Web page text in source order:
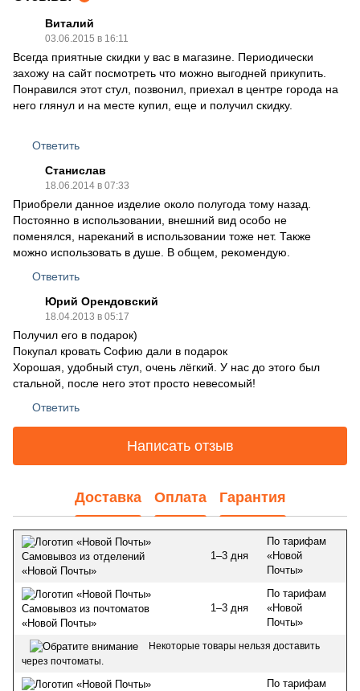
Виталий
03.06.2015 в 16:11
Всегда приятные скидки у вас в магазине. Периодически
захожу на сайт посмотреть что можно выгодней прикупить.
Понравился этот стул, позвонил, приехал в центре города на
него глянул и на месте купил, еще и получил скидку.
Ответить
Станислав
18.06.2014 в 07:33
Приобрели данное изделие около полугода тому назад.
Постоянно в использовании, внешний вид особо не
поменялся, нареканий в использовании тоже нет. Также
можно использовать в душе. В общем, рекомендую.
Ответить
Юрий Орендовский
18.04.2013 в 05:17
Получил его в подарок)
Покупал кровать Софию дали в подарок
Хорошая, удобный стул, очень лёгкий. У нас до этого был
стальной, после него этот просто невесомый!
Ответить
Написать отзыв
Доставка Оплата Гарантия
Самовывоз из отделений
«Новой Почты»
1–3 дня
По тарифам
«Новой
Почты»
Самовывоз из почтоматов
«Новой Почты»
1–3 дня
По тарифам
«Новой
Почты»
Некоторые товары нельзя доставить
через почтоматы.
По тарифам